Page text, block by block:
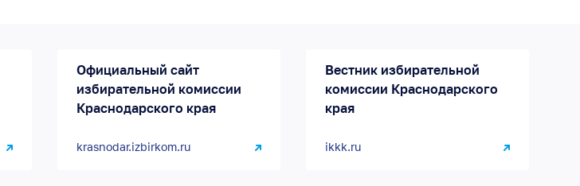
Официальный сайт
избирательной комиссии
Краснодарского края
krasnodar.izbirkom.ru
Вестник избирательной
комиссии Краснодарского
края
ikkk.ru